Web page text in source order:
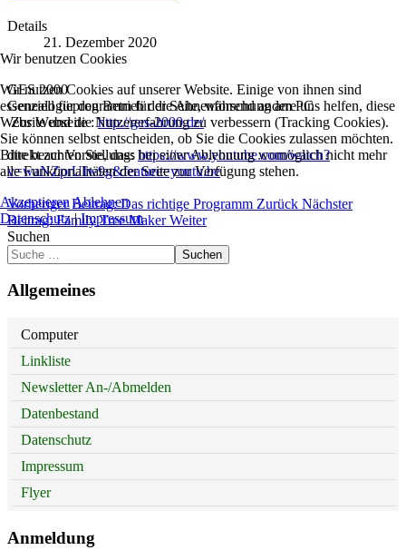
Details
21. Dezember 2020
GES 2000
Genealogieprogramm für die Ahnenforschung am PC
Zur Webseite :http://ges-2000.de/
direkt zur Vorstellung:https://www.youtube.com/watch?
v=waNZprUIw9g&feature=youtu.be
Vorheriger Beitrag: Das richtige Programm Zurück Nächster
Beitrag: Family Tree MakerWeiter
Suchen
Suchen
Allgemeines
Computer
Linkliste
Newsletter An-/Abmelden
Datenbestand
Datenschutz
Impressum
Flyer
Anmeldung
Wir benutzen Cookies
Wir nutzen Cookies auf unserer Website. Einige von ihnen sind
essenziell für den Betrieb der Seite, während andere uns helfen, diese
Website und die Nutzererfahrung zu verbessern (Tracking Cookies).
Sie können selbst entscheiden, ob Sie die Cookies zulassen möchten.
Bitte beachten Sie, dass bei einer Ablehnung womöglich nicht mehr
alle Funktionalitäten der Seite zur Verfügung stehen.
Akzeptieren Ablehnen
Datenschutz|Impressum